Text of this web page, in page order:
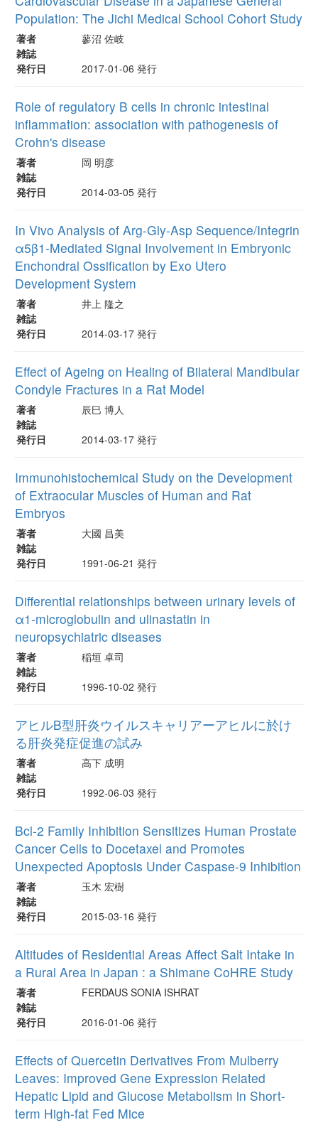
Population: The Jichi Medical School Cohort Study
著者
蓼沼 佐岐
雑誌
発行日
2017-01-06 発行
Role of regulatory B cells in chronic intestinal
inflammation: association with pathogenesis of
Crohn's disease
著者
岡 明彦
雑誌
発行日
2014-03-05 発行
In Vivo Analysis of Arg-Gly-Asp Sequence/Integrin
α5β1-Mediated Signal Involvement in Embryonic
Enchondral Ossification by Exo Utero
Development System
著者
井上 隆之
雑誌
発行日
2014-03-17 発行
Effect of Ageing on Healing of Bilateral Mandibular
Condyle Fractures in a Rat Model
著者
辰巳 博人
雑誌
発行日
2014-03-17 発行
Immunohistochemical Study on the Development
of Extraocular Muscles of Human and Rat
Embryos
著者
大國 昌美
雑誌
発行日
1991-06-21 発行
Differential relationships between urinary levels of
α1-microglobulin and ulinastatin in
neuropsychiatric diseases
著者
稲垣 卓司
雑誌
発行日
1996-10-02 発行
アヒルB型肝炎ウイルスキャリアーアヒルに於け
る肝炎発症促進の試み
著者
高下 成明
雑誌
発行日
1992-06-03 発行
Bcl-2 Family Inhibition Sensitizes Human Prostate
Cancer Cells to Docetaxel and Promotes
Unexpected Apoptosis Under Caspase-9 Inhibition
著者
玉木 宏樹
雑誌
発行日
2015-03-16 発行
Altitudes of Residential Areas Affect Salt Intake in
a Rural Area in Japan : a Shimane CoHRE Study
著者
FERDAUS SONIA ISHRAT
雑誌
発行日
2016-01-06 発行
Effects of Quercetin Derivatives From Mulberry
Leaves: Improved Gene Expression Related
Hepatic Lipid and Glucose Metabolism in Short-
term High-fat Fed Mice